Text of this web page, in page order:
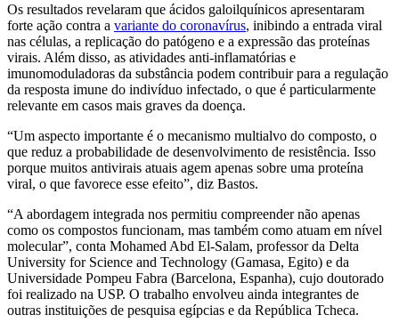
Os resultados revelaram que ácidos galoilquínicos apresentaram
forte ação contra a variante do coronavírus, inibindo a entrada viral
nas células, a replicação do patógeno e a expressão das proteínas
virais. Além disso, as atividades anti-inflamatórias e
imunomoduladoras da substância podem contribuir para a regulação
da resposta imune do indivíduo infectado, o que é particularmente
relevante em casos mais graves da doença.
“Um aspecto importante é o mecanismo multialvo do composto, o
que reduz a probabilidade de desenvolvimento de resistência. Isso
porque muitos antivirais atuais agem apenas sobre uma proteína
viral, o que favorece esse efeito”, diz Bastos.
“A abordagem integrada nos permitiu compreender não apenas
como os compostos funcionam, mas também como atuam em nível
molecular”, conta Mohamed Abd El-Salam, professor da Delta
University for Science and Technology (Gamasa, Egito) e da
Universidade Pompeu Fabra (Barcelona, Espanha), cujo doutorado
foi realizado na USP. O trabalho envolveu ainda integrantes de
outras instituições de pesquisa egípcias e da República Tcheca.